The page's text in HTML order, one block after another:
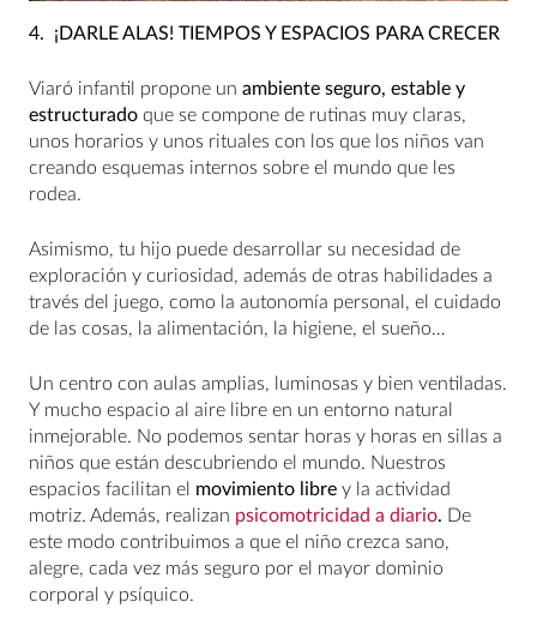
4. ¡DARLE ALAS! TIEMPOS Y ESPACIOS PARA CRECER
Viaró infantil propone un ambiente seguro, estable y
estructurado que se compone de rutinas muy claras,
unos horarios y unos rituales con los que los niños van
creando esquemas internos sobre el mundo que les
rodea.
Asimismo, tu hijo puede desarrollar su necesidad de
exploración y curiosidad, además de otras habilidades a
través del juego, como la autonomía personal, el cuidado
de las cosas, la alimentación, la higiene, el sueño…
Un centro con aulas amplias, luminosas y bien ventiladas.
Y mucho espacio al aire libre en un entorno natural
inmejorable. No podemos sentar horas y horas en sillas a
niños que están descubriendo el mundo. Nuestros
espacios facilitan el movimiento libre y la actividad
motriz. Además, realizan psicomotricidad a diario. De
este modo contribuimos a que el niño crezca sano,
alegre, cada vez más seguro por el mayor dominio
corporal y psíquico.